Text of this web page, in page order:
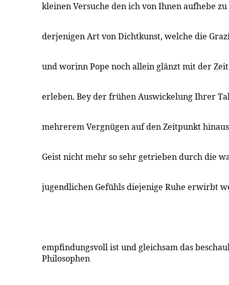
kleinen Versuche den ich von Ihnen aufhebe
derjenigen Art von Dichtkunst, welche die
und worinn Pope noch allein glänzt mit der
erleben. Bey der frühen Auswickelung Ihrer
mehrerem Vergnügen auf den Zeitpunkt
Geist nicht mehr so sehr getrieben durch die
jugendlichen Gefühls diejenige Ruhe erwirbt
empfindungsvoll ist und gleichsam das
Philosophen